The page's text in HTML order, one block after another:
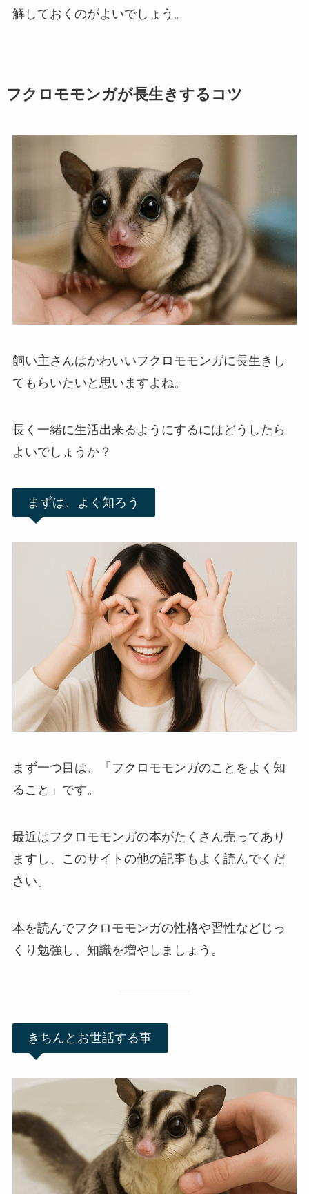
解しておくのがよいでしょう。
フクロモモンガが長生きするコツ
飼い主さんはかわいいフクロモモンガに長生きし
てもらいたいと思いますよね。
長く一緒に生活出来るようにするにはどうしたら
よいでしょうか？
まずは、よく知ろう
まず一つ目は、
「フクロモモンガのことをよく知
ること」 です。
最近はフクロモモンガの本がたくさん売ってあり
ますし、このサイトの他の記事もよく読んでくだ
さい。
本を読んでフクロモモンガの性格や習性などじっ
くり勉強し、知識を増やしましょう。
きちんとお世話する事